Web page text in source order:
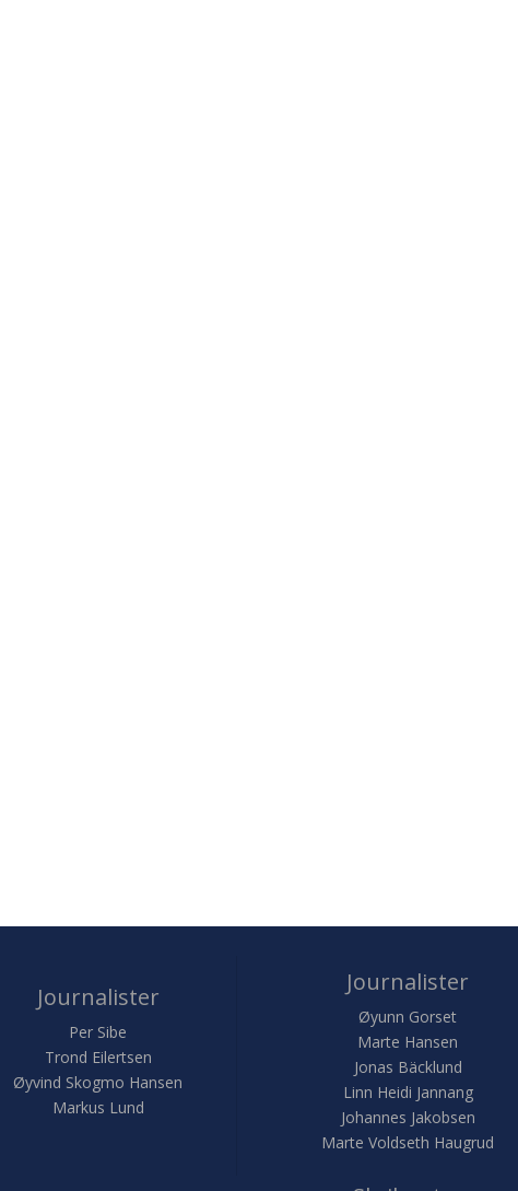
Journalister
Per Sibe
Trond Eilertsen
Øyvind Skogmo Hansen
Markus Lund
Journalister
Øyunn Gorset
Marte Hansen
Jonas Bäcklund
Linn Heidi Jannang
Johannes Jakobsen
Marte Voldseth Haugrud